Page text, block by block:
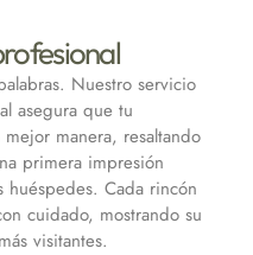
Nuestro servicio
asegura que tu
manera, resaltando
primera impresión
huéspedes. Cada rincón
cuidado, mostrando su
visitantes.